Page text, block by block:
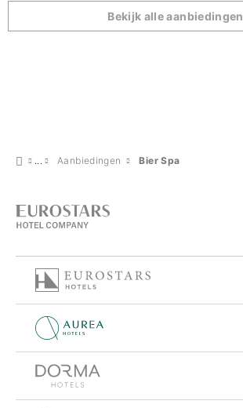
Bekijk alle aanbiedingen
Aanbiedingen Bier Spa